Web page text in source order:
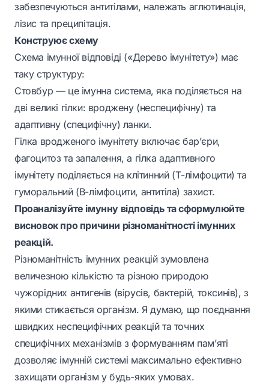
забезпечуються антитілами, належать аглютинація,
лізис та преципітація.
Конструює схему
Схема імунної відповіді («Дерево імунітету») має
таку структуру:
Стовбур — це імунна система, яка поділяється на
дві великі гілки: вроджену (неспецифічну) та
адаптивну (специфічну) ланки.
Гілка вродженого імунітету включає бар’єри,
фагоцитоз та запалення, а гілка адаптивного
імунітету поділяється на клітинний (Т-лімфоцити) та
гуморальний (В-лімфоцити, антитіла) захист.
Проаналізуйте імунну відповідь та сформулюйте
висновок про причини різноманітності імунних
реакцій.
Різноманітність імунних реакцій зумовлена
величезною кількістю та різною природою
чужорідних антигенів (вірусів, бактерій, токсинів), з
якими стикається організм. Я думаю, що поєднання
швидких неспецифічних реакцій та точних
специфічних механізмів з формуванням пам’яті
дозволяє імунній системі максимально ефективно
захищати організм у будь-яких умовах.